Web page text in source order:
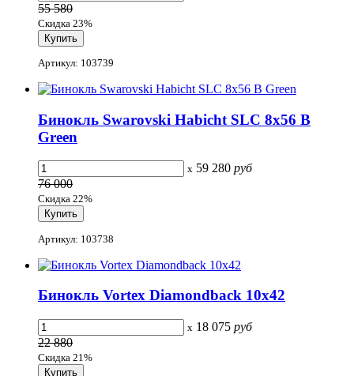
55 580
Скидка 23%
Артикул: 103739
Бинокль Swarovski Habicht SLC 8x56 B
Green
x 59 280 руб
76 000
Скидка 22%
Артикул: 103738
Бинокль Vortex Diamondback 10x42
x 18 075 руб
22 880
Скидка 21%